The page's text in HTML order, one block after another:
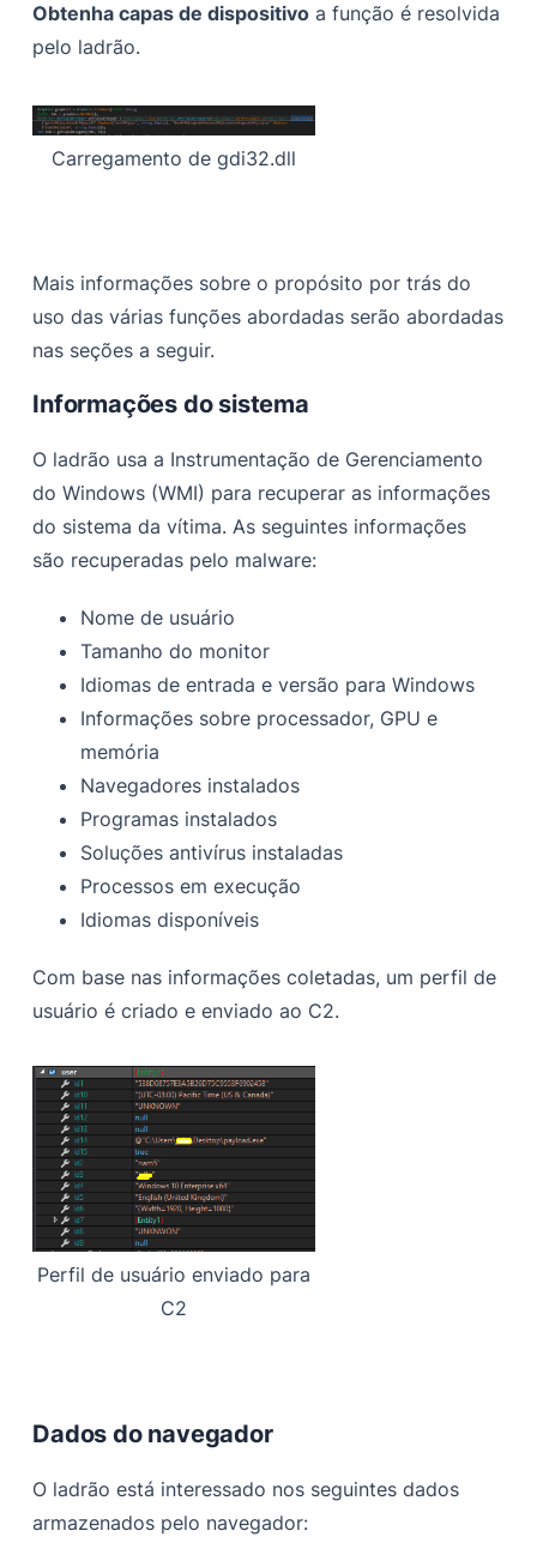
Obtenha capas de dispositivo a função é resolvida
pelo ladrão.
Carregamento de gdi32.dll
Mais informações sobre o propósito por trás do
uso das várias funções abordadas serão abordadas
nas seções a seguir.
Informações do sistema
O ladrão usa a Instrumentação de Gerenciamento
do Windows (WMI) para recuperar as informações
do sistema da vítima. As seguintes informações
são recuperadas pelo malware:
Nome de usuário
Tamanho do monitor
Idiomas de entrada e versão para Windows
Informações sobre processador, GPU e
memória
Navegadores instalados
Programas instalados
Soluções antivírus instaladas
Processos em execução
Idiomas disponíveis
Com base nas informações coletadas, um perfil de
usuário é criado e enviado ao C2.
Perfil de usuário enviado para
C2
Dados do navegador
O ladrão está interessado nos seguintes dados
armazenados pelo navegador: